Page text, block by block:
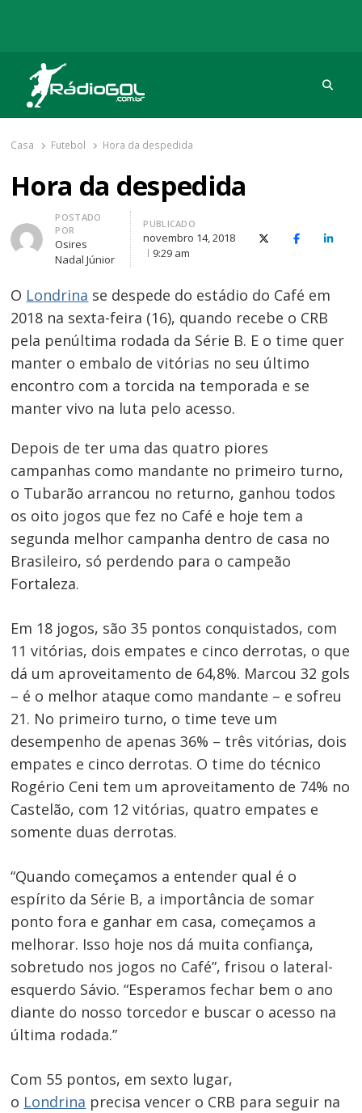
Rádio Gol
Há mais de 20 anos com as melhores coberturas
Casa Futebol Hora da despedida
Hora da despedida
Autor
POSTADO
POR
Osires
Nadal Júnior
PUBLICADO
novembro 14, 2018
9:29 am
X (Twitter)Facebook
O
O Londrina se despede do estádio do Café em
2018 na sexta-feira (16), quando recebe o CRB
pela penúltima rodada da Série B. E o time quer
manter o embalo de vitórias no seu último
encontro com a torcida na temporada e se
manter vivo na luta pelo acesso.
Depois de ter uma das quatro piores
campanhas como mandante no primeiro turno,
o Tubarão arrancou no returno, ganhou todos
os oito jogos que fez no Café e hoje tem a
segunda melhor campanha dentro de casa no
Brasileiro, só perdendo para o campeão
Fortaleza.
Em 18 jogos, são 35 pontos conquistados, com
11 vitórias, dois empates e cinco derrotas, o que
dá um aproveitamento de 64,8%. Marcou 32 gols
– é o melhor ataque como mandante – e sofreu
21. No primeiro turno, o time teve um
desempenho de apenas 36% – três vitórias, dois
empates e cinco derrotas. O time do técnico
Rogério Ceni tem um aproveitamento de 74% no
Castelão, com 12 vitórias, quatro empates e
somente duas derrotas.
“Quando começamos a entender qual é o
espírito da Série B, a importância de somar
ponto fora e ganhar em casa, começamos a
melhorar. Isso hoje nos dá muita confiança,
sobretudo nos jogos no Café”, frisou o lateral-
esquerdo Sávio. “Esperamos fechar bem o ano
diante do nosso torcedor e buscar o acesso na
última rodada.”
Com 55 pontos, em sexto lugar,
o Londrina precisa vencer o CRB para seguir na